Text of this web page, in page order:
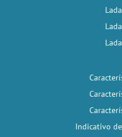
Indicativo